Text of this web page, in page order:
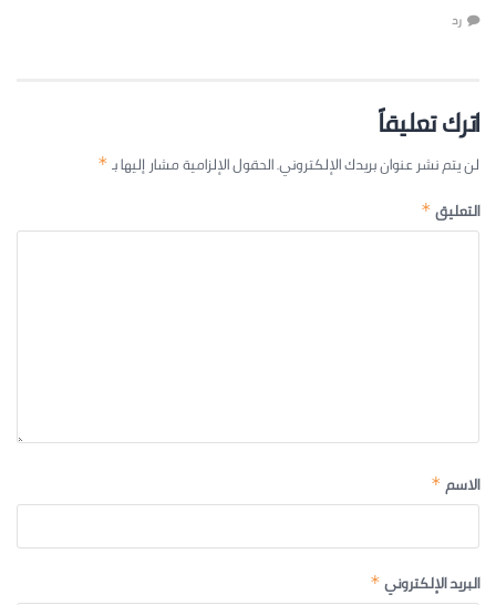
رد
اترك تعليقاً
لن يتم نشر عنوان بريدك الإلكتروني.الحقول الإلزامية مشار إليها بـ *
التعليق *
الاسم *
البريد الإلكتروني *